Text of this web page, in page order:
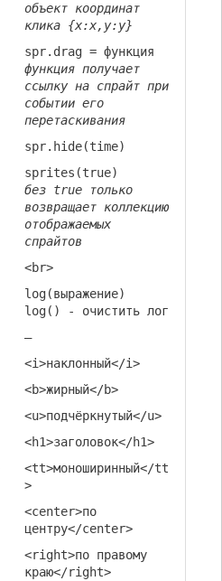
объект координат
клика {x:x,y:y}
spr.drag = функция
функция получает
ссылку на спрайт при
событии его
перетаскивания
spr.hide(time)
sprites(true)
без true только
возвращает коллекцию
отображаемых
спрайтов
<br>
log(выражение)
log() - очистить лог
—
<i>наклонный</i>
<b>жирный</b>
<u>подчёркнутый</u>
<h1>заголовок</h1>
<tt>моноширинный</tt
>
<center>по
центру</center>
<right>по правому
краю</right>